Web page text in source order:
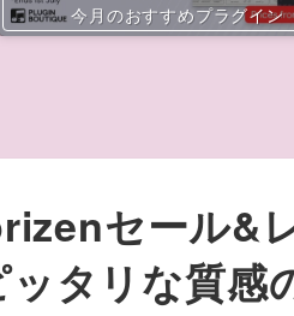
今月のおすすめプラグイン
セール&
タリな質感